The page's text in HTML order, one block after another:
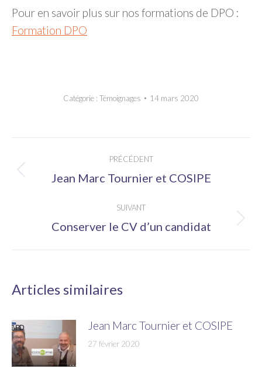
Pour en savoir plus sur nos formations de DPO :
Formation DPO
Catégorie : Témoignages 14 mars 2020
article
PRÉCÉDENT
Article
:
Jean Marc Tournier et COSIPE
SUIVANT
Article
Conserver le CV d’un candidat
Articles similaires
Jean Marc Tournier et COSIPE
27 février 2020